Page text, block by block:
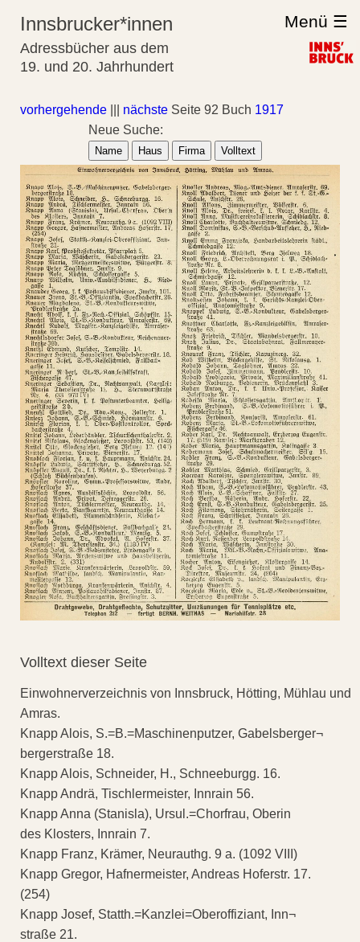
Innsbrucker*innen
Adressbücher aus dem
19. und 20. Jahrhundert
Menü ☰
vorhergehende nächste Seite 92 Buch 1917
Neue Suche:
Name Haus Firma Volltext
Volltext dieser Seite
Einwohnerverzeichnis von Innsbruck, Hötting, Mühlau und
Amras.
Knapp Alois, S.=B.=Maschinenputzer, Gabelsberger¬
bergerstraße 18.
Knapp Alois, Schneider, H., Schneeburgg. 16.
Knapp Andrä, Tischlermeister, Innrain 56.
Knapp Anna (Stanisla), Ursul.=Chorfrau, Oberin
des Klosters, Innrain 7.
Knapp Franz, Krämer, Neurauthg. 9 a. (1092 VIII)
Knapp Gregor, Hafnermeister, Andreas Hoferstr. 17.
(254)
Knapp Josef, Statth.=Kanzlei=Oberoffiziant, Inn¬
straße 21.